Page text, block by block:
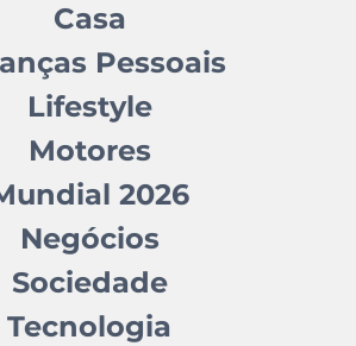
Casa
Pessoais
Lifestyle
Motores
2026
Negócios
Sociedade
Tecnologia